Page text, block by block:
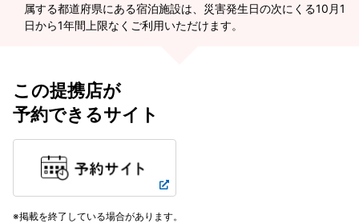
属する都道府県にある宿泊施設は、災害発生日の次にくる10月1
日から1年間上限なくご利用いただけます。
この提携店が
予約できるサイト
掲載を終了している場合があります。